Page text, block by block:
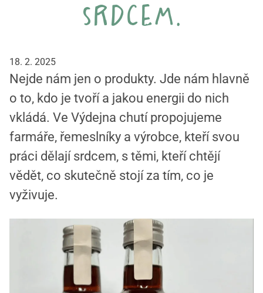
srdcem.
18. 2. 2025
Nejde nám jen o produkty. Jde nám hlavně
o to, kdo je tvoří a jakou energii do nich
vkládá. Ve Výdejna chutí propojujeme
farmáře, řemeslníky a výrobce, kteří svou
práci dělají srdcem, s těmi, kteří chtějí
vědět, co skutečně stojí za tím, co je
vyživuje.